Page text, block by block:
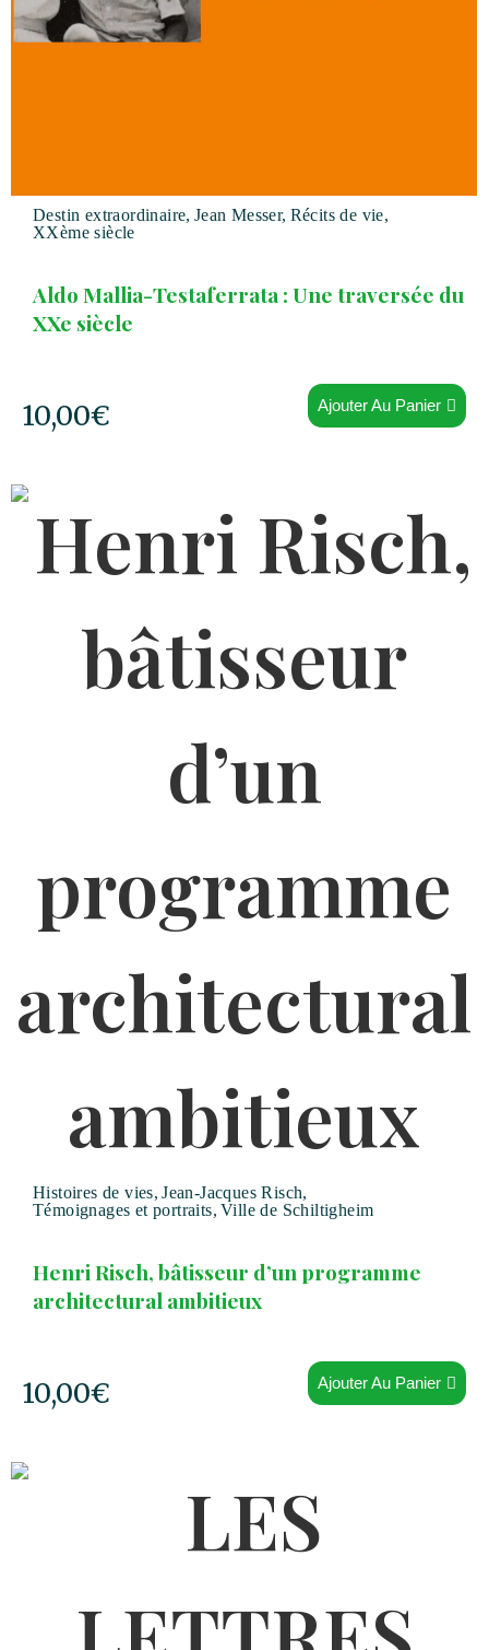
Destin extraordinaire, Jean Messer, Récits de vie,
XXème siècle
Aldo Mallia-Testaferrata : Une traversée du
XXe siècle
10,00€ Ajouter Au Panier
Histoires de vies, Jean-Jacques Risch,
Témoignages et portraits, Ville de Schiltigheim
Henri Risch, bâtisseur d’un programme
architectural ambitieux
10,00€ Ajouter Au Panier